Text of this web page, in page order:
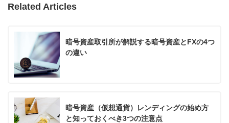
Related Articles
暗号資産取引所が解説する暗号資産とFXの4つ
の違い
暗号資産（仮想通貨）レンディングの始め方
と知っておくべき3つの注意点